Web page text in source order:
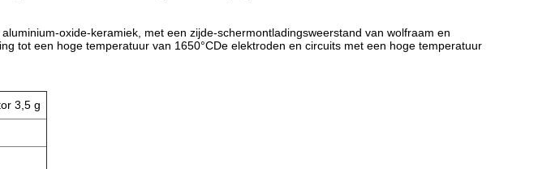
oxide-keramiek, met een zijde-schermontladingsweerstand van wolfraam en
tot een hoge temperatuur van 1650°CDe elektroden en circuits met een hoge temperatuur
3,5 g